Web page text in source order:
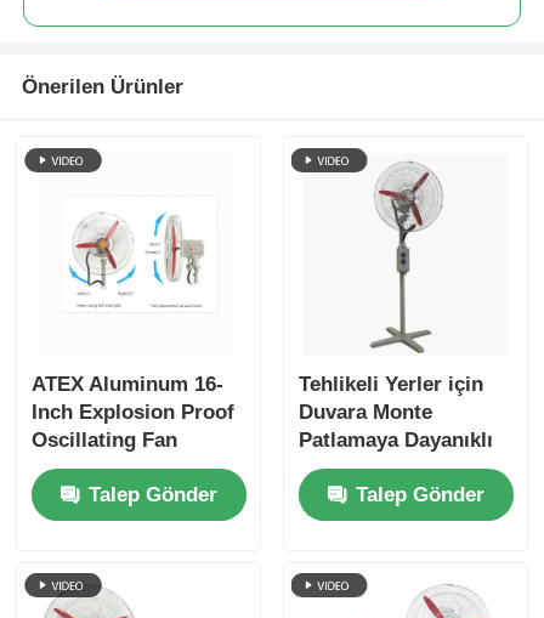
Önerilen Ürünler
ATEX Aluminum 16-
Inch Explosion Proof
Oscillating Fan
Ventilator Wall
MountedTalep Gönder
Tehlikeli Yerler için
Duvara Monte
Patlamaya Dayanıklı
Salınımlı Fan
Talep Gönder